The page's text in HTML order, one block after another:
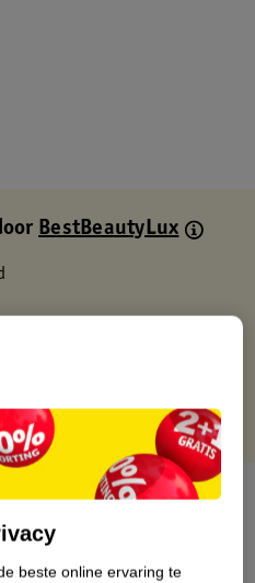
BestBeautyLux
kaart
beste online ervaring te